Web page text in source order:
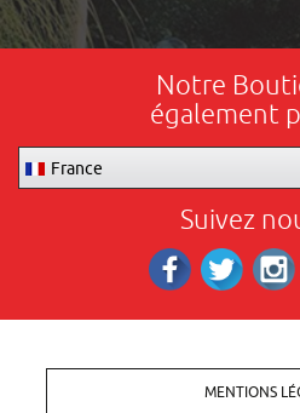
Notre
également
France
Suivez
MENTIONS